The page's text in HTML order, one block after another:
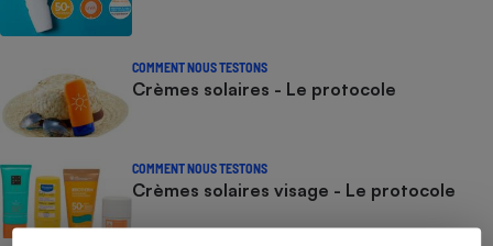
COMMENT NOUS TESTONS
Crèmes solaires - Le protocole
COMMENT NOUS TESTONS
Crèmes solaires visage - Le protocole